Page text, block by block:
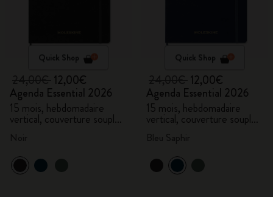
Quick Shop
12,00€
Agenda Essential 2026
15 mois, hebdomadaire
vertical, couverture souple,
Quick Shop
12,00€
Agenda Essential 2026
15 mois, hebdomadaire
vertical, couverture souple,